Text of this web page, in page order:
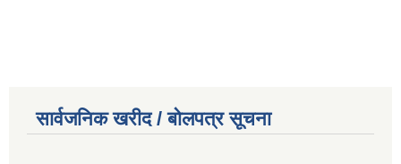
सार्वजनिक खरीद / बोलपत्र सूचना